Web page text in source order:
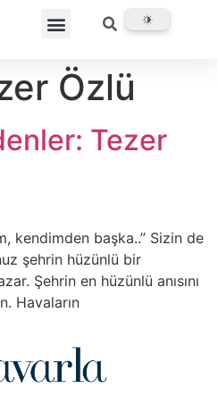
Özlü
Tezer
kendimden başka..” Sizin de
şehrin hüzünlü bir
Şehrin en hüzünlü anısını
Havaların